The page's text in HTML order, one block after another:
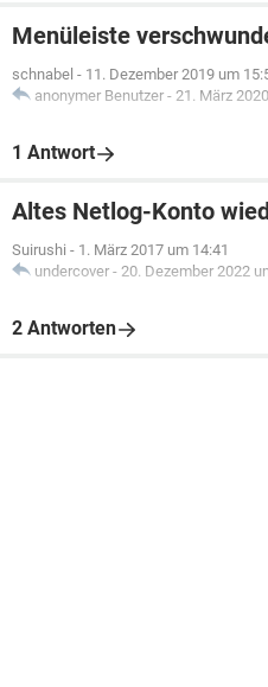
Menüleiste
schnabel - 11. Dezember 2019 um
anonymer Benutzer - 21. März
1 Antwort
Altes Netlog-Konto
Suirushi - 1. März 2017 um 14:41
undercover - 20. Dezember 2022
2 Antworten